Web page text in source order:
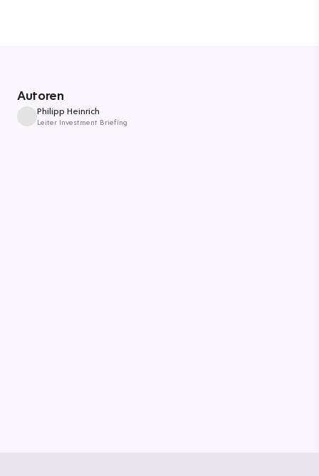
Autoren
Philipp Heinrich
Leiter Investment Briefing